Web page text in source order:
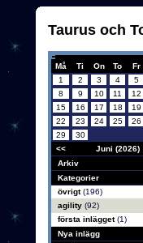
Taurus och
Må Ti On To Fr
1
2 3 4 5
8
9 10 11 12
15
16 17 18 19
22
23 24 25 26
29
30
<<
Juni (2026)
Arkiv
Kategorier
övrigt(196)
agility (92)
första inlägget(1)
Nya inlägg